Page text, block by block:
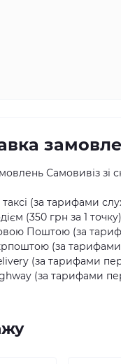
Самовивіз зі
(за тарифами
(350 грн за 1
Поштою (за
(за тарифами
(за тарифами
(за тарифами